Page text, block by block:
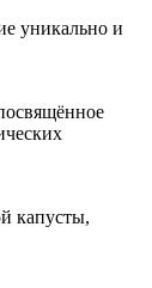
уникально и
капусты,